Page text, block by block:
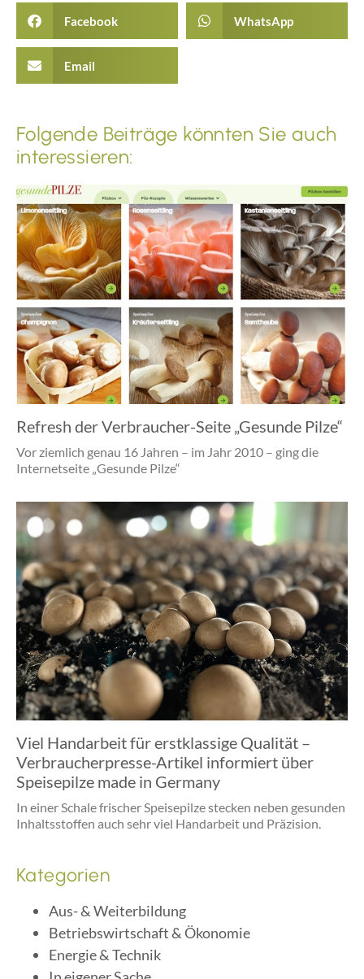
Facebook WhatsApp
Email
Folgende Beiträge könnten Sie auch
interessieren:
Refresh der Verbraucher-Seite „Gesunde Pilze“
Vor ziemlich genau 16 Jahren – im Jahr 2010 – ging die
Internetseite „Gesunde Pilze“
Viel Handarbeit für erstklassige Qualität –
Verbraucherpresse-Artikel informiert über
Speisepilze made in Germany
In einer Schale frischer Speisepilze stecken neben gesunden
Inhaltsstoffen auch sehr viel Handarbeit und Präzision.
Kategorien
Aus- & Weiterbildung
Betriebswirtschaft & Ökonomie
Energie & Technik